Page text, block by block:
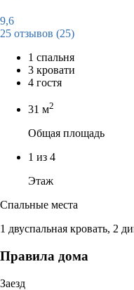
9,6
25 отзывов (25)
1 спальня
3 кровати
4 гостя
31 м2
Общая площадь
1 из 4
Этаж
Спальные места
1 двуспальная кровать, 2
Правила дома
Заезд